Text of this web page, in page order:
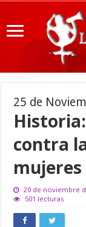
25 de
contra
mujeres
20 de noviembre
501 lecturas